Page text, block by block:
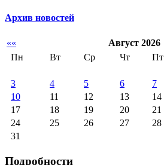
Архив новостей
«« Август 2026
Пн
Вт Ср Чт Пт
3
4 5 6 7
10
11 12 13 14
17
18 19 20 21
24
25 26 27 28
31
Подробности